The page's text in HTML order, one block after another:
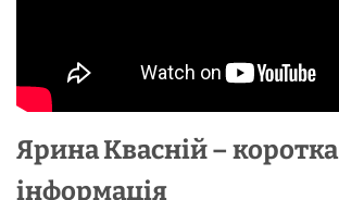
Ярина Квасній – коротка
інформація